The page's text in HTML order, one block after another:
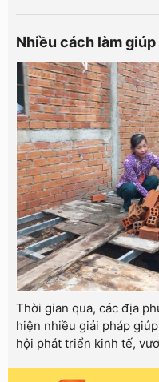
Nhiều cách làm
Thời gian qua, các địa
hiện nhiều giải pháp
hội phát triển kinh tế,